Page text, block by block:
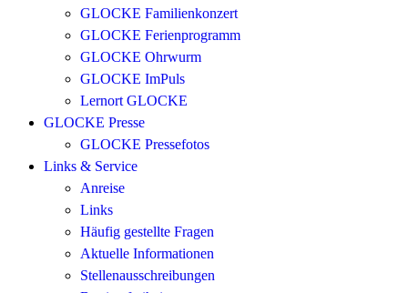
GLOCKE Familienkonzert
GLOCKE Ferienprogramm
GLOCKE Ohrwurm
GLOCKE ImPuls
Lernort GLOCKE
GLOCKE Presse
GLOCKE Pressefotos
Links & Service
Anreise
Links
Häufig gestellte Fragen
Aktuelle Informationen
Stellenausschreibungen